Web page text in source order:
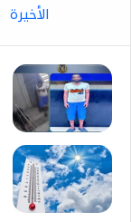
الأخيرة